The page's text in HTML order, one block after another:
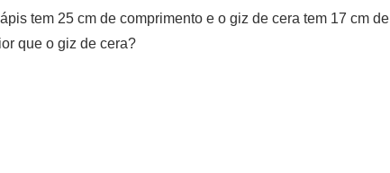
tem 25 cm de comprimento e o giz de cera tem 17 cm de
que o giz de cera?